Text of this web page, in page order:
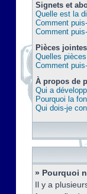
Signets et
Quelle est la
Comment
Comment
Pièces jointes
Quelles
Comment
À propos de
Qui a
Pourquoi la
Qui dois-je
» Pourquoi
Il y a